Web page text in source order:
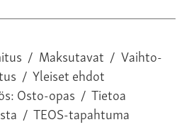
/ Maksutavat / Vaihto-
/ Yleiset ehdot
Osto-opas / Tietoa
/ TEOS-tapahtuma